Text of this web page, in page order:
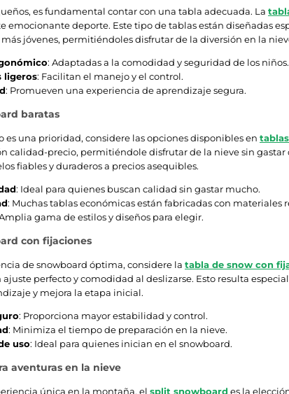
es fundamental contar con una tabla adecuada. La
emocionante deporte. Este tipo de tablas están diseñadas
jóvenes, permitiéndoles disfrutar de la diversión en la
: Adaptadas a la comodidad y seguridad de los niños.
ligeros: Facilitan el manejo y el control.
: Promueven una experiencia de aprendizaje segura.
baratas
es una prioridad, considere las opciones disponibles en
calidad-precio, permitiéndole disfrutar de la nieve sin
fiables y duraderos a precios asequibles.
: Ideal para quienes buscan calidad sin gastar mucho.
: Muchas tablas económicas están fabricadas con materiales
gama de estilos y diseños para elegir.
con fijaciones
de snowboard óptima, considere la tabla de snow con
perfecto y comodidad al deslizarse. Esto resulta
y mejora la etapa inicial.
: Proporciona mayor estabilidad y control.
: Minimiza el tiempo de preparación en la nieve.
uso: Ideal para quienes inician en el snowboard.
aventuras en la nieve
única en la montaña, el split snowboard es la